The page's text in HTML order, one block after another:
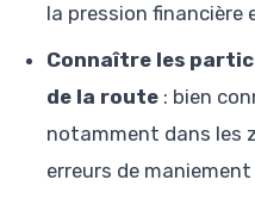
la pression financière
Connaître les
de la route : bien
notamment dans les
erreurs de